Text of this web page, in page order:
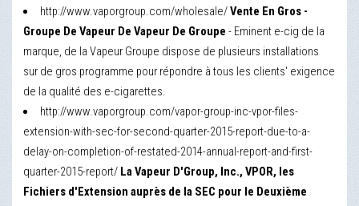
http://www.vaporgroup.com/wholesale/Vente En Gros -
Groupe De Vapeur De Vapeur De Groupe - Eminent e-cig de la
marque, de la Vapeur Groupe dispose de plusieurs installations
sur de gros programme pour répondre à tous les clients' exigence
de la qualité des e-cigarettes.
http://www.vaporgroup.com/vapor-group-inc-vpor-files-
extension-with-sec-for-second-quarter-2015-report-due-to-a-
delay-on-completion-of-restated-2014-annual-report-and-first-
quarter-2015-report/ La Vapeur D'Group, Inc., VPOR, les
Fichiers d'Extension auprès de la SEC pour le Deuxième